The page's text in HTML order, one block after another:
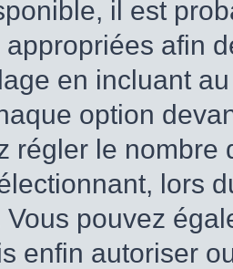
il est
afin
en incluant
option
régler le nombre
lors
Vous pouvez
enfin autoriser